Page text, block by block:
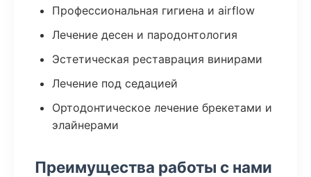
Профессиональная гигиена и airflow
Лечение десен и пародонтология
Эстетическая реставрация винирами
Лечение под седацией
Ортодонтическое лечение брекетами и
элайнерами
Преимущества работы с нами